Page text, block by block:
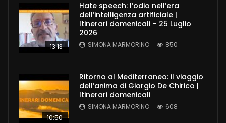
13:13
Hate speech: l’odio nell’era
dell’intelligenza artificiale |
Itinerari domenicali – 25 Luglio
2026
SIMONA MARMORINO 850
10:50
Ritorno al Mediterraneo: il viaggio
dell’anima di Giorgio De Chirico |
Itinerari domenicali
SIMONA MARMORINO 608